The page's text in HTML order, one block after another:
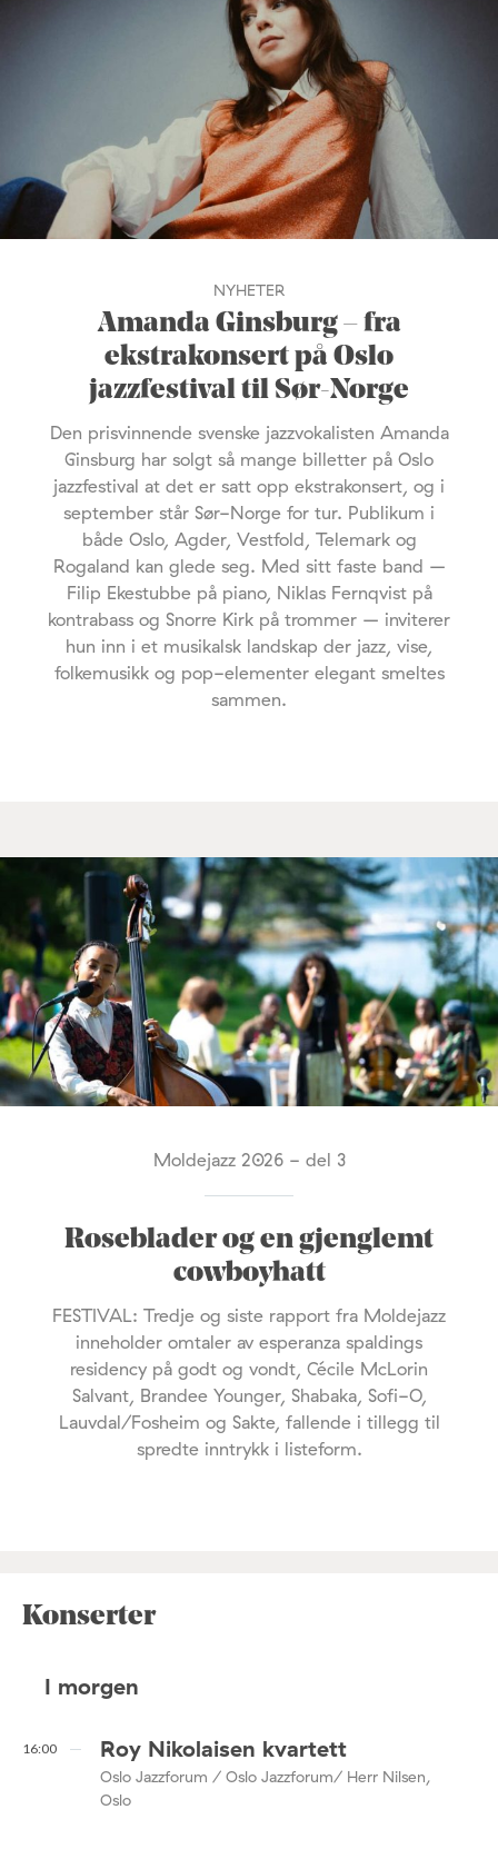
NYHETER
Amanda Ginsburg – fra
ekstrakonsert på Oslo
jazzfestival til Sør-Norge
Den prisvinnende svenske jazzvokalisten Amanda
Ginsburg har solgt så mange billetter på Oslo
jazzfestival at det er satt opp ekstrakonsert, og i
september står Sør-Norge for tur. Publikum i
både Oslo, Agder, Vestfold, Telemark og
Rogaland kan glede seg. Med sitt faste band –
Filip Ekestubbe på piano, Niklas Fernqvist på
kontrabass og Snorre Kirk på trommer – inviterer
hun inn i et musikalsk landskap der jazz, vise,
folkemusikk og pop-elementer elegant smeltes
sammen.
Moldejazz 2026 - del 3
Roseblader og en gjenglemt
cowboyhatt
FESTIVAL: Tredje og siste rapport fra Moldejazz
inneholder omtaler av esperanza spaldings
residency på godt og vondt, Cécile McLorin
Salvant, Brandee Younger, Shabaka, Sofi-O,
Lauvdal/Fosheim og Sakte, fallende i tillegg til
spredte inntrykk i listeform.
Konserter
I morgen
16:00 Roy Nikolaisen kvartett
Oslo Jazzforum / Oslo Jazzforum/ Herr Nilsen,
Oslo